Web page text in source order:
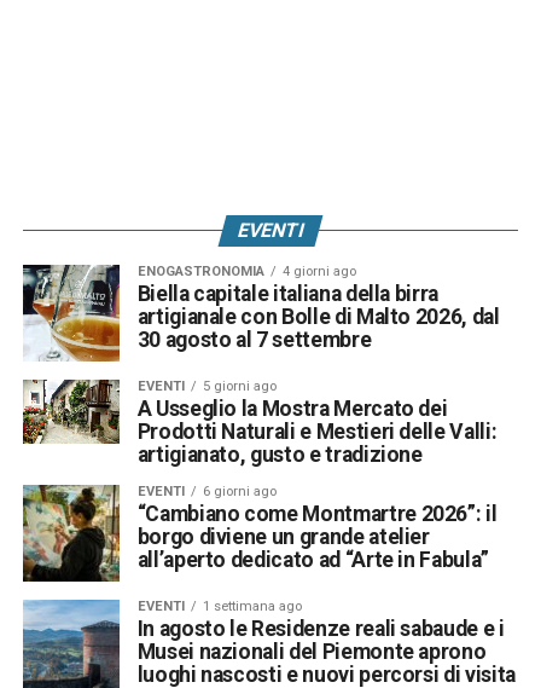
EVENTI
ENOGASTRONOMIA 4 giorni ago
Biella capitale italiana della birra
artigianale con Bolle di Malto 2026, dal
30 agosto al 7 settembre
EVENTI 5 giorni ago
A Usseglio la Mostra Mercato dei
Prodotti Naturali e Mestieri delle Valli:
artigianato, gusto e tradizione
EVENTI 6 giorni ago
“Cambiano come Montmartre 2026”: il
borgo diviene un grande atelier
all’aperto dedicato ad “Arte in Fabula”
EVENTI 1 settimana ago
In agosto le Residenze reali sabaude e i
Musei nazionali del Piemonte aprono
luoghi nascosti e nuovi percorsi di visita